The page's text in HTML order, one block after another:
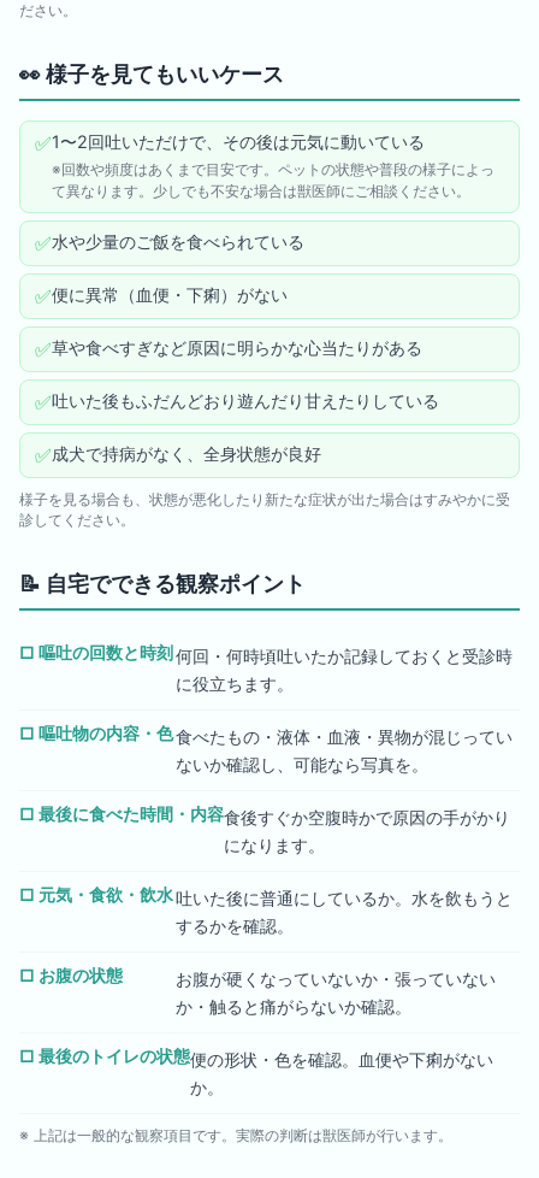
ださい。
👀様子を見てもいいケース
✅1〜2回吐いただけで、その後は元気に動いている
※回数や頻度はあくまで目安です。ペットの状態や普段の様子によっ
て異なります。少しでも不安な場合は獣医師にご相談ください。
✅水や少量のご飯を食べられている
✅便に異常（血便・下痢）がない
✅草や食べすぎなど原因に明らかな心当たりがある
✅吐いた後もふだんどおり遊んだり甘えたりしている
✅成犬で持病がなく、全身状態が良好
様子を見る場合も、状態が悪化したり新たな症状が出た場合はすみやかに受
診してください。
📝 自宅でできる観察ポイント
□ 嘔吐の回数と時刻何回・何時頃吐いたか記録しておくと受診時
に役立ちます。
□ 嘔吐物の内容・色食べたもの・液体・血液・異物が混じってい
ないか確認し、可能なら写真を。
□ 最後に食べた時間・内容食後すぐか空腹時かで原因の手がかり
になります。
□ 元気・食欲・飲水吐いた後に普通にしているか。水を飲もうと
するかを確認。
□ お腹の状態
お腹が硬くなっていないか・張っていない
か・触ると痛がらないか確認。
□ 最後のトイレの状態便の形状・色を確認。血便や下痢がない
か。
※ 上記は一般的な観察項目です。実際の判断は獣医師が行います。